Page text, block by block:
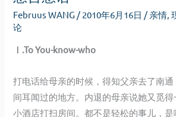
Februus WANG / 2010年6月16日 / 亲情 ,
论
Ⅰ .To You-know-who
打电话给母亲的时候，得知父亲去了南
间耳闻过的地方。内退的母亲说她又觅
小酒店打扫房间。都不是轻松的事儿，